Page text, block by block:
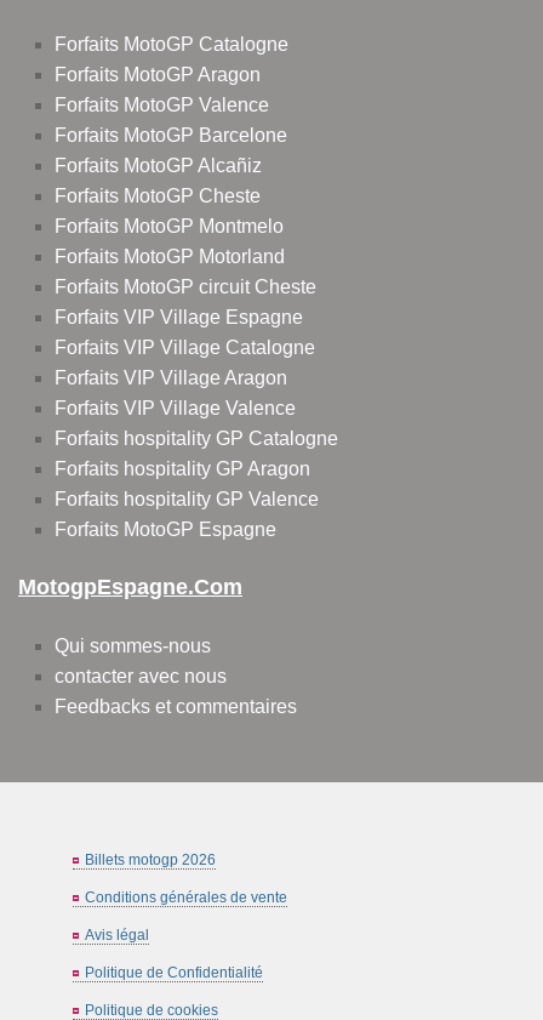
Forfaits MotoGP Catalogne
Forfaits MotoGP Aragon
Forfaits MotoGP Valence
Forfaits MotoGP Barcelone
Forfaits MotoGP Alcañiz
Forfaits MotoGP Cheste
Forfaits MotoGP Montmelo
Forfaits MotoGP Motorland
Forfaits MotoGP circuit Cheste
Forfaits VIP Village Espagne
Forfaits VIP Village Catalogne
Forfaits VIP Village Aragon
Forfaits VIP Village Valence
Forfaits hospitality GP Catalogne
Forfaits hospitality GP Aragon
Forfaits hospitality GP Valence
Forfaits MotoGP Espagne
MotogpEspagne.com
Qui sommes-nous
contacter avec nous
Feedbacks et commentaires
Billets motogp 2026
Conditions générales de vente
Avis légal
Politique de Confidentialité
Politique de cookies